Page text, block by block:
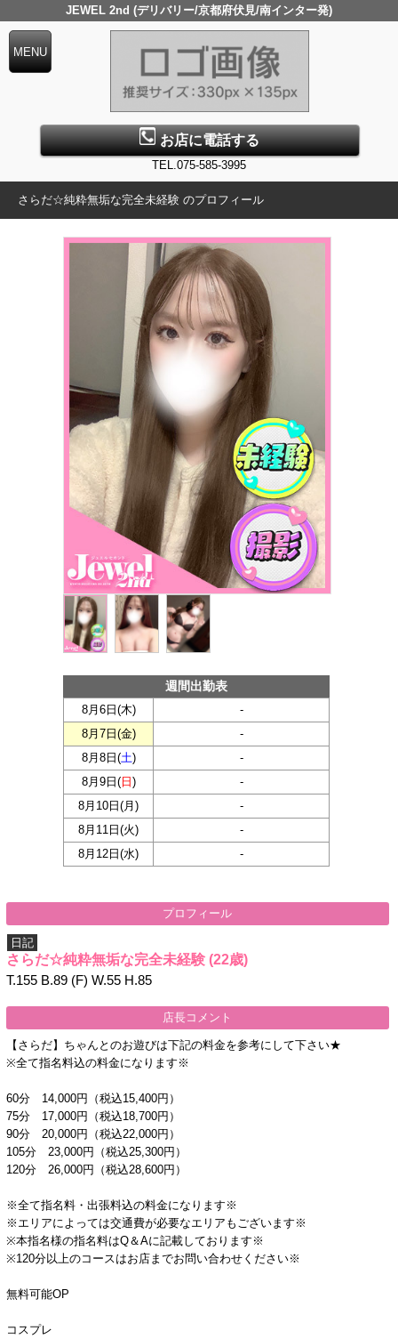
JEWEL 2nd (デリバリー/京都府伏見/南インター発)
お店に電話する
TEL.075-585-3995
さらだ☆純粋無垢な完全未経験 のプロフィール
週間出勤表
8月6日(木)
-
8月7日(金)
-
8月8日(土)
-
8月9日(日 )
-
8月10日( 月 )
-
8月11日(火)
-
8月12日(水) -
プロフィール
日記
さらだ☆純粋無垢な完全未経験 (22歳)
T.155 B.89 (F) W.55 H.85
店長コメント
【さらだ】ちゃんとのお遊びは下記の料金を参考にして下さい★
※全て指名料込の料金になります※
60分 14,000円（税込15,400円）
75分 17,000円（税込18,700円）
90分 20,000円（税込22,000円）
105分 23,000円（税込25,300円）
120分 26,000円（税込28,600円）
※全て指名料・出張料込の料金になります※
※エリアによっては交通費が必要なエリアもございます※
※本指名様の指名料はQ＆Aに記載しております※
※120分以上のコースはお店までお問い合わせください※
無料可能OP
コスプレ